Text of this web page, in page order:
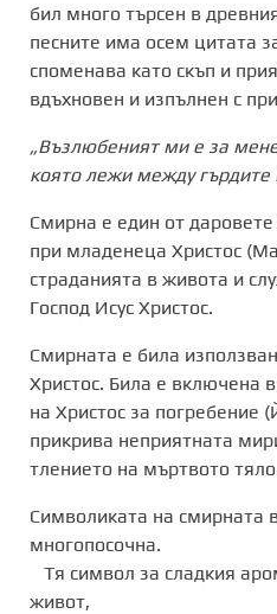
бил много търсен в
песните има осем цитата
споменава като скъп и
вдъхновен и изпълнен с
„Възлюбеният ми е за
която лежи между гърдите
Смирна е един от
при младенеца Христос
страданията в живота и
Господ Исус Христос.
Смирната е била
Христос. Била е включена
на Христос за погребение
прикрива неприятната
тлението на мъртвото
Символиката на смирната
многопосочна.
Тя символ за сладкия
живот,